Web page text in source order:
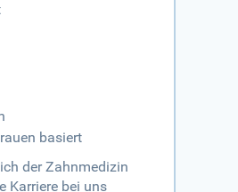
basiert
der Zahnmedizin
Karriere bei uns